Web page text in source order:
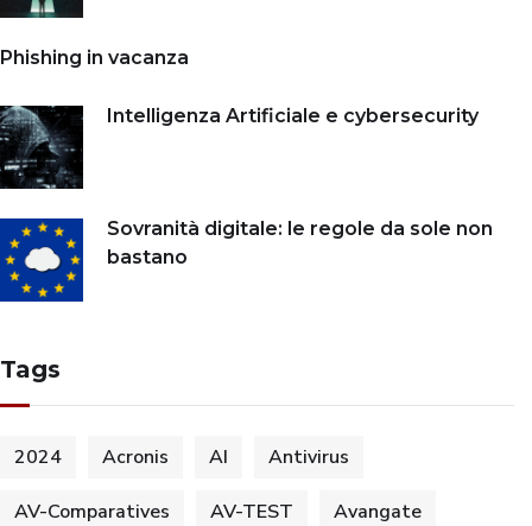
Phishing in vacanza
Intelligenza Artificiale e cybersecurity
Sovranità digitale: le regole da sole non
bastano
Tags
2024 Acronis AI Antivirus
AV-Comparatives AV-TEST Avangate